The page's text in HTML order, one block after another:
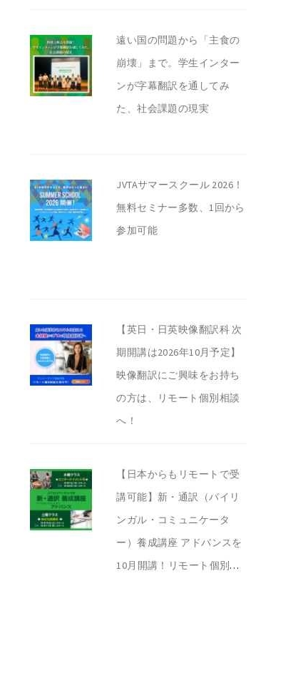
遠い国の問題から「主食の
崩壊」まで。学生インター
ンが字幕翻訳を通してみ
た、社会課題の現実
JVTAサマースクール 2026！
無料セミナー多数、1回から
参加可能
【英日・日英映像翻訳科 次
期開講は2026年10月予定】
映像翻訳にご興味をお持ち
の方は、リモート個別相談
へ！
【日本からもリモートで受
講可能】新・通訳（バイリ
ンガル・コミュニケータ
ー）養成講座 アドバンスを
10月開講！リモート個別相